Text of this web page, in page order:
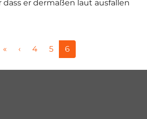
dass er dermaßen laut ausfallen
« ‹
P
g
4
P
g
5
C
u
r
6